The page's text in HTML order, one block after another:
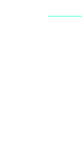
Agenciamento